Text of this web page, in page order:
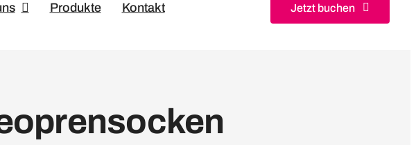
Produkte Kontakt Jetzt buchen